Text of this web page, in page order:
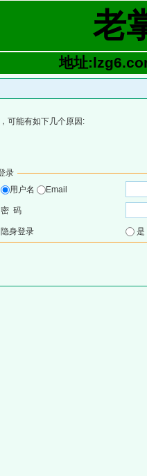
老
地址
可能有如下几个原因:
录
用户名
Email
密 码
隐身登录